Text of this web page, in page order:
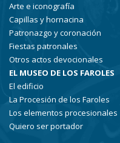
Arte e iconografía
Capillas y hornacina
Patronazgo y coronación
Fiestas patronales
Otros actos devocionales
EL MUSEO DE LOS FAROLES
El edificio
La Procesión de los Faroles
Los elementos procesionales
Quiero ser portador